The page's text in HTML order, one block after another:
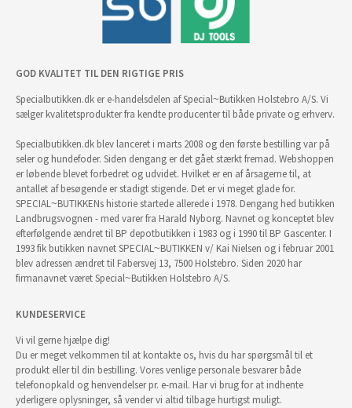
GOD KVALITET TIL DEN RIGTIGE PRIS
Specialbutikken.dk er e-handelsdelen af Special~Butikken Holstebro A/S. Vi
sælger kvalitetsprodukter fra kendte producenter til både private og erhverv.
Specialbutikken.dk blev lanceret i marts 2008 og den første bestilling var på
seler og hundefoder. Siden dengang er det gået stærkt fremad. Webshoppen
er løbende blevet forbedret og udvidet. Hvilket er en af årsagerne til, at
antallet af besøgende er stadigt stigende. Det er vi meget glade for.
SPECIAL~BUTIKKENs historie startede allerede i 1978. Dengang hed butikken
Landbrugsvognen - med varer fra Harald Nyborg. Navnet og konceptet blev
efterfølgende ændret til BP depotbutikken i 1983 og i 1990 til BP Gascenter. I
1993 fik butikken navnet SPECIAL~BUTIKKEN v/ Kai Nielsen og i februar 2001
blev adressen ændret til Fabersvej 13, 7500 Holstebro. Siden 2020 har
firmanavnet været Special~Butikken Holstebro A/S.
KUNDESERVICE
Vi vil gerne hjælpe dig!
Du er meget velkommen til at kontakte os, hvis du har spørgsmål til et
produkt eller til din bestilling. Vores venlige personale besvarer både
telefonopkald og henvendelser pr. e-mail. Har vi brug for at indhente
yderligere oplysninger, så vender vi altid tilbage hurtigst muligt.